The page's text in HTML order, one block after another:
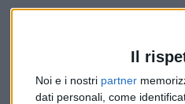
Il
Noi e i nostri partner
dati personali, come